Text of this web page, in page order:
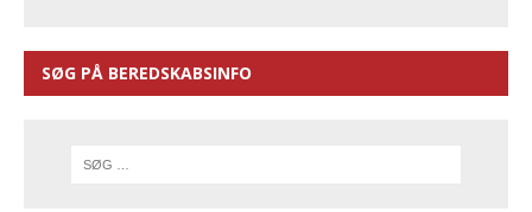
SØG PÅ BEREDSKABSINFO